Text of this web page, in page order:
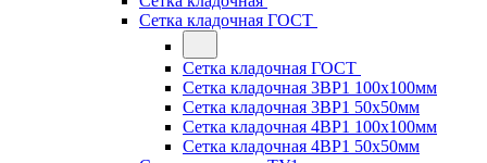
Сетка кладочная ГОСТ
Сетка кладочная ГОСТ
Сетка кладочная 3ВР1 100x100мм
Сетка кладочная 3ВР1 50x50мм
Сетка кладочная 4ВР1 100x100мм
Сетка кладочная 4ВР1 50x50мм